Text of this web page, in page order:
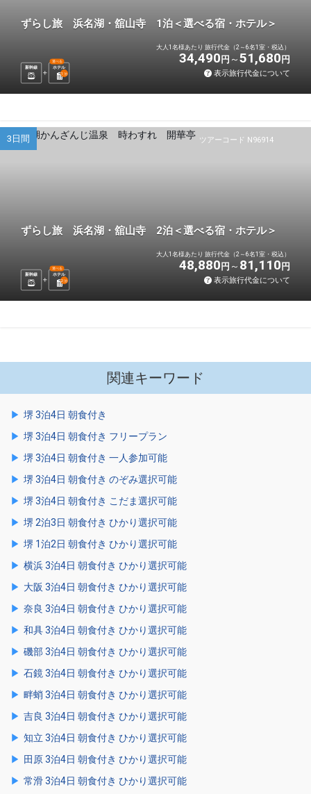
ずらし旅 浜名湖・舘山寺 1泊＜選べる宿・ホテル＞
新幹線 ホテル
選べる
1 泊
大人1名様あたり 旅行代金（2～6名1室・税込）
34,490 円 51,680 円
表示旅行代金について
ツアーコード N96914
3日間
ずらし旅 浜名湖・舘山寺 2泊＜選べる宿・ホテル＞
新幹線 ホテル
選べる
2泊
大人1名様あたり 旅行代金（2～6名1室・税込）
48,880 円 81,110 円
表示旅行代金について
関連キーワード
堺 3泊4日 朝食付き
堺 3泊4日 朝食付き フリープラン
堺 3泊4日 朝食付き 一人参加可能
堺 3泊4日 朝食付き のぞみ選択可能
堺 3泊4日 朝食付き こだま選択可能
堺 2泊3日 朝食付き ひかり選択可能
堺 1泊2日 朝食付き ひかり選択可能
横浜 3泊4日 朝食付き ひかり選択可能
大阪 3泊4日 朝食付き ひかり選択可能
奈良 3泊4日 朝食付き ひかり選択可能
和具 3泊4日 朝食付き ひかり選択可能
磯部 3泊4日 朝食付き ひかり選択可能
石鏡 3泊4日 朝食付き ひかり選択可能
畔蛸 3泊4日 朝食付き ひかり選択可能
吉良 3泊4日 朝食付き ひかり選択可能
知立 3泊4日 朝食付き ひかり選択可能
田原 3泊4日 朝食付き ひかり選択可能
常滑 3泊4日 朝食付き ひかり選択可能